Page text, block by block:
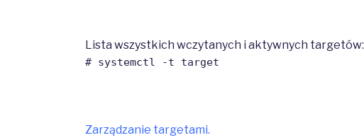
Lista wszystkich wczytanych i aktywnych targetów:
# systemctl -t target
Zarządzanie targetami.